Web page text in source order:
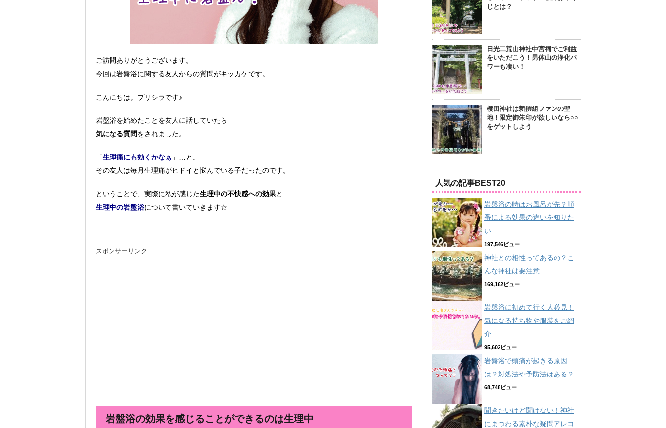
ご訪問ありがとうございます。
今回は岩盤浴に関する友人からの質問がキッカケです。
こんにちは。プリシラです♪
岩盤浴を始めたことを友人に話していたら
気になる質問をされました。
「生理痛にも効くかなぁ 」…と。
その友人は毎月生理痛がヒドイと悩んでいる子だったのです。
ということで、実際に私が感じた生理中の不快感への効果と
生理中の岩盤浴について書いていきます☆
スポンサーリンク
岩盤浴の効果を感じることができるのは生理中
じとは？
日光二荒山神社中宮祠でご利益
をいただこう！男体山の浄化パ
ワーも凄い！
櫻田神社は新撰組ファンの聖
地！限定御朱印が欲しいなら○○
をゲットしよう
人気の記事BEST20
岩盤浴の時はお風呂が先？順
番による効果の違いを知りた
い
197,546ビュー
神社との相性ってあるの？こ
んな神社は要注意
169,162ビュー
岩盤浴に初めて行く人必見！
気になる持ち物や服装をご紹
介
95,602ビュー
岩盤浴で頭痛が起きる原因
は？対処法や予防法はある？
68,748ビュー
聞きたいけど聞けない！神社
にまつわる素朴な疑問アレコ